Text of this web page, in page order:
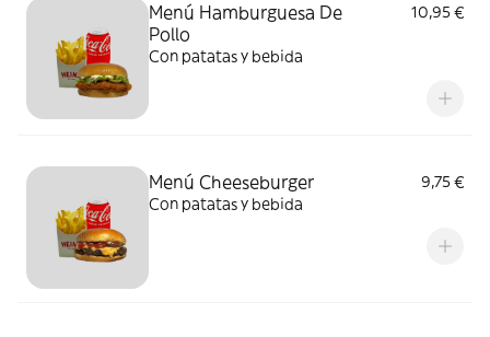
Menú Hamburguesa De
Pollo
10,95 €
Con patatas y bebida
Menú Cheeseburger
9,75 €
Con patatas y bebida